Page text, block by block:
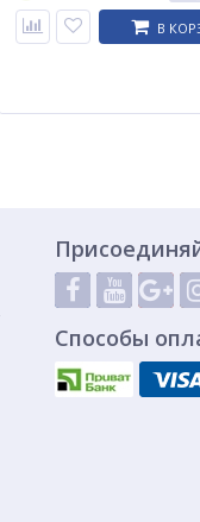
В
Способы